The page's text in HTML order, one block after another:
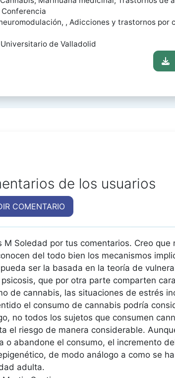
, Adicciones y trastornos por
de Valladolid
de los usuarios
COMENTARIO
M Soledad por tus comentarios. Creo
del todo bien los mecanismos
ser la basada en la teoría de
que por otra parte comparten
de cannabis, las situaciones de estrés
el consumo de cannabis podría
no todos los sujetos que consumen
el riesgo de manera considerable.
o abandone el consumo, el incremento
de modo análogo a como se
adulta.